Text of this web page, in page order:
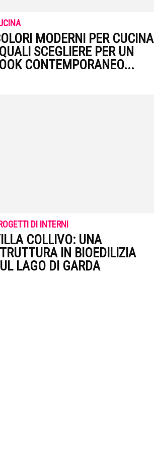
MODERNI PER CUCINA
| QUALI SCEGLIERE PER UN
CONTEMPORANEO...
DI INTERNI
COLLIVO: UNA
IN BIOEDILIZIA
LAGO DI GARDA